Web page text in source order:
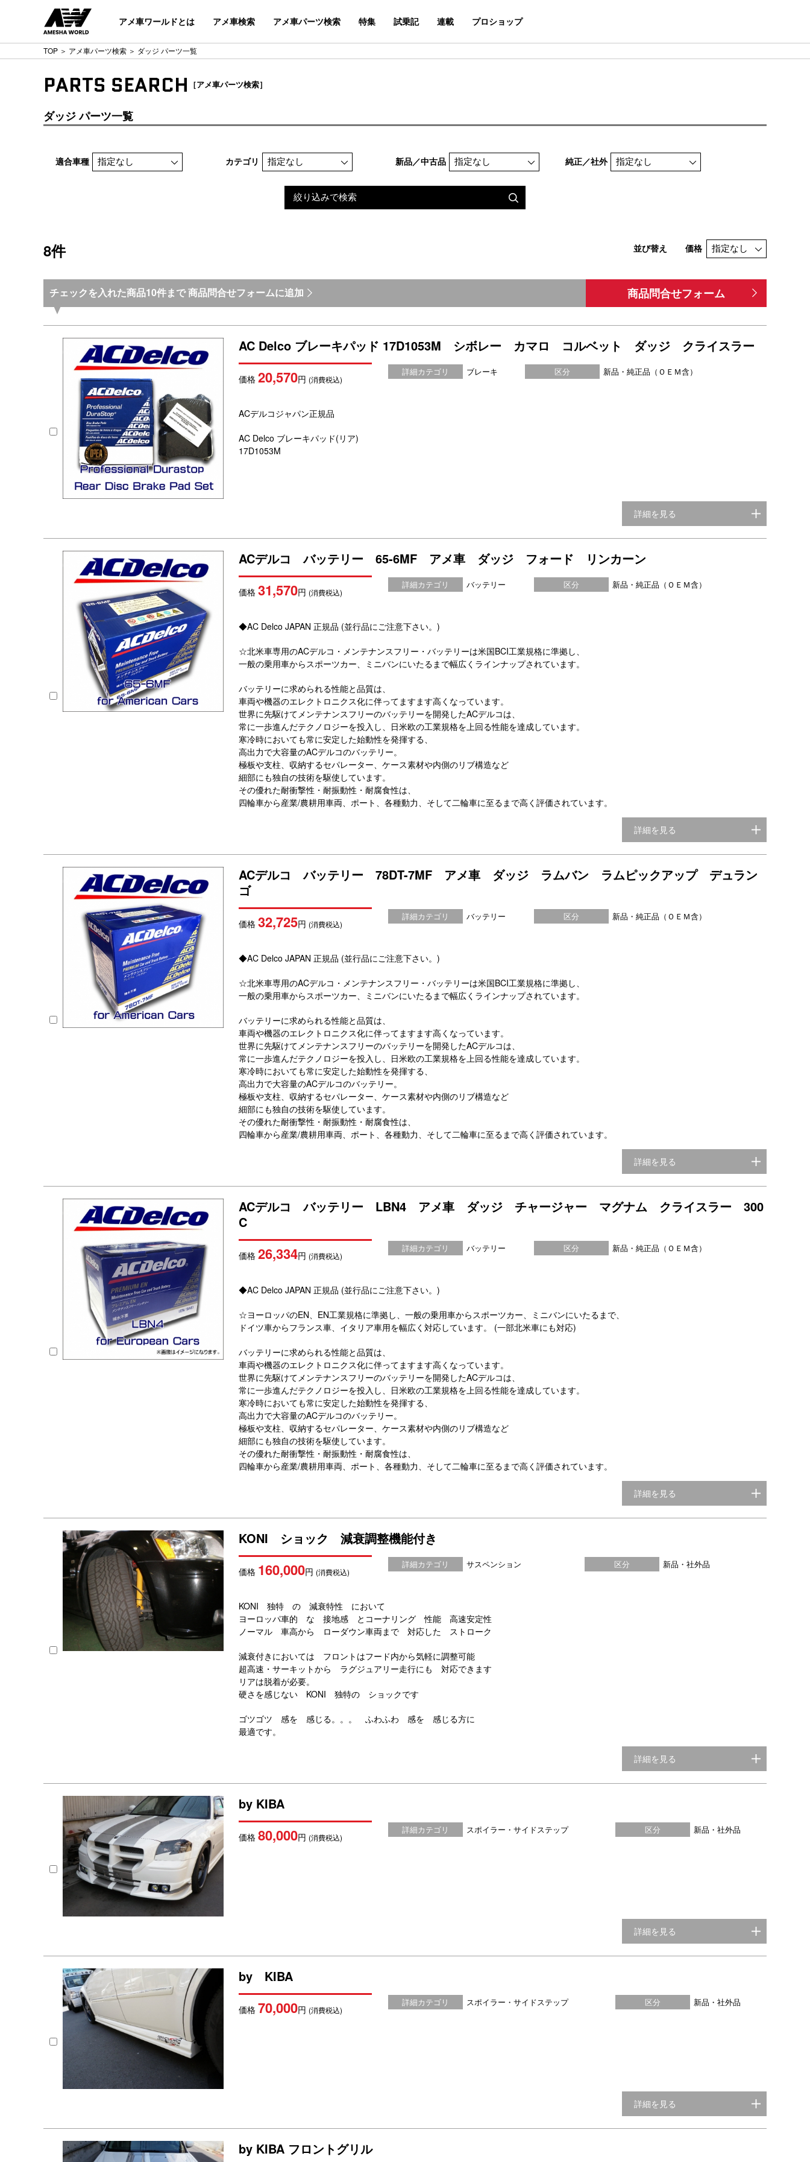
アメ車ワールドとは アメ車検索 アメ車パーツ検索 特集 試乗記 連載 プロショップ
TOP ＞ アメ車パーツ検索 ＞ ダッジ パーツ一覧
PARTS SEARCH ［アメ車パーツ検索］
ダッジ パーツ一覧
適合車種 カテゴリ 新品／中古品 純正／社外
8件 並び替え 価格
チェックを入れた商品10件まで 商品問合せフォームに追加 商品問合せフォーム
AC Delco ブレーキパッド 17D1053M シボレー カマロ コルベット ダッジ クライスラー
価格 20,570円 (消費税込)
詳細カテゴリ ブレーキ 区分 新品・純正品（ＯＥＭ含）
ACデルコジャパン正規品
AC Delco ブレーキパッド(リア)
17D1053M
詳細を見る
ACデルコ バッテリー 65-6MF アメ車 ダッジ フォード リンカーン
価格 31,570円 (消費税込)
詳細カテゴリ バッテリー 区分 新品・純正品（ＯＥＭ含）
◆AC Delco JAPAN 正規品 (並行品にご注意下さい。)
☆北米車専用のACデルコ・メンテナンスフリー・バッテリーは米国BCI工業規格に準拠し、
一般の乗用車からスポーツカー、ミニバンにいたるまで幅広くラインナップされています。
バッテリーに求められる性能と品質は、
車両や機器のエレクトロニクス化に伴ってますます高くなっています。
世界に先駆けてメンテナンスフリーのバッテリーを開発したACデルコは、
常に一歩進んだテクノロジーを投入し、日米欧の工業規格を上回る性能を達成しています。
寒冷時においても常に安定した始動性を発揮する、
高出力で大容量のACデルコのバッテリー。
極板や支柱、収納するセパレーター、ケース素材や内側のリブ構造など
細部にも独自の技術を駆使しています。
その優れた耐衝撃性・耐振動性・耐腐食性は、
四輪車から産業/農耕用車両、ポート、各種動力、そして二輪車に至るまで高く評価されています。
詳細を見る
ACデルコ バッテリー 78DT-7MF アメ車 ダッジ ラムバン ラムピックアップ デュラン
ゴ
価格 32,725円 (消費税込)
詳細カテゴリ バッテリー 区分 新品・純正品（ＯＥＭ含）
◆AC Delco JAPAN 正規品 (並行品にご注意下さい。)
☆北米車専用のACデルコ・メンテナンスフリー・バッテリーは米国BCI工業規格に準拠し、
一般の乗用車からスポーツカー、ミニバンにいたるまで幅広くラインナップされています。
バッテリーに求められる性能と品質は、
車両や機器のエレクトロニクス化に伴ってますます高くなっています。
世界に先駆けてメンテナンスフリーのバッテリーを開発したACデルコは、
常に一歩進んだテクノロジーを投入し、日米欧の工業規格を上回る性能を達成しています。
寒冷時においても常に安定した始動性を発揮する、
高出力で大容量のACデルコのバッテリー。
極板や支柱、収納するセパレーター、ケース素材や内側のリブ構造など
細部にも独自の技術を駆使しています。
その優れた耐衝撃性・耐振動性・耐腐食性は、
四輪車から産業/農耕用車両、ポート、各種動力、そして二輪車に至るまで高く評価されています。
詳細を見る
ACデルコ バッテリー LBN4 アメ車 ダッジ チャージャー マグナム クライスラー 300
C
価格 26,334円 (消費税込)
詳細カテゴリ バッテリー 区分 新品・純正品（ＯＥＭ含）
◆AC Delco JAPAN 正規品 (並行品にご注意下さい。)
☆ヨーロッパのEN、EN工業規格に準拠し、一般の乗用車からスポーツカー、ミニバンにいたるまで、
ドイツ車からフランス車、イタリア車用を幅広く対応しています。 (一部北米車にも対応)
バッテリーに求められる性能と品質は、
車両や機器のエレクトロニクス化に伴ってますます高くなっています。
世界に先駆けてメンテナンスフリーのバッテリーを開発したACデルコは、
常に一歩進んだテクノロジーを投入し、日米欧の工業規格を上回る性能を達成しています。
寒冷時においても常に安定した始動性を発揮する、
高出力で大容量のACデルコのバッテリー。
極板や支柱、収納するセパレーター、ケース素材や内側のリブ構造など
細部にも独自の技術を駆使しています。
その優れた耐衝撃性・耐振動性・耐腐食性は、
四輪車から産業/農耕用車両、ポート、各種動力、そして二輪車に至るまで高く評価されています。
詳細を見る
KONI ショック 減衰調整機能付き
価格 160,000円 (消費税込)
詳細カテゴリ サスペンション 区分 新品・社外品
KONI 独特 の 減衰特性 において
ヨーロッパ車的 な 接地感 とコーナリング 性能 高速安定性
ノーマル 車高から ローダウン車両まで 対応した ストローク
減衰付きにおいては フロントはフード内から気軽に調整可能
超高速・サーキットから ラグジュアリー走行にも 対応できます
リアは脱着が必要。
硬さを感じない KONI 独特の ショックです
ゴツゴツ 感を 感じる。。。 ふわふわ 感を 感じる方に
最適です。
詳細を見る
by KIBA
価格 80,000円 (消費税込)
詳細カテゴリ スポイラー・サイドステップ 区分 新品・社外品
詳細を見る
by KIBA
価格 70,000円 (消費税込)
詳細カテゴリ スポイラー・サイドステップ 区分 新品・社外品
詳細を見る
by KIBA フロントグリル